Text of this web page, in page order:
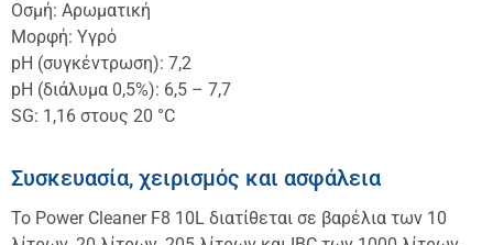
Οσμή: Αρωματική
Μορφή: Υγρό
pH (συγκέντρωση): 7,2
pH (διάλυμα 0,5%): 6,5 – 7,7
SG: 1,16 στους 20 °C
Συσκευασία, χειρισμός και ασφάλεια
Το Power Cleaner F8 10L διατίθεται σε βαρέλια των 10